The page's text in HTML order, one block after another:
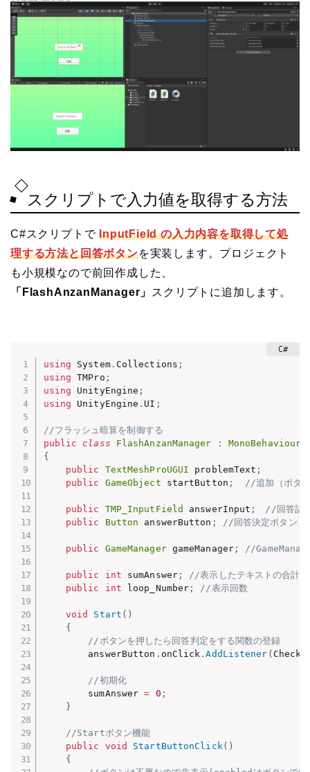
スクリプトで入力値を取得する方法
C#スクリプトでInputField の入力内容を取得して処
理する方法と回答ボタンを実装します。プロジェクト
も小規模なので前回作成した、
「FlashAnzanManager」
スクリプトに追加します。
using System. Collections ;
using TMPro ;
using UnityEngine ;
using UnityEngine . UI ;
//フラッシュ暗算を制御する
public
class FlashAnzanManager :
MonoBehaviour
{
public
TextMeshProUGUI problemText ;
public
GameObject startButton ; //追加（ボタン
public TMP_InputField answerInput ;
//回答記
public
Button answerButton ; //回答決定ボタン
public GameManager gameManager; //
public int sumAnswer;
//表示したテキストの合計
public
int loop_Number ; //表示回数
void Start ( )
{
//ボタンを押したら回答判定をする関数の登録
        answerButton
. onClick .AddListener (
//初期化
        sumAnswer
= 0 ;
}
//Startボタン機能
public
void StartButtonClick( )
{